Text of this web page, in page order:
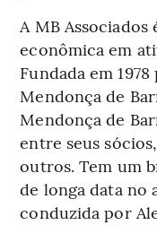
A MB
econômica em
Fundada em
Mendonça de
Mendonça de
entre seus
outros. Tem um
de longa data no
conduzida por